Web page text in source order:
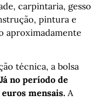
carpintaria, gesso
pintura e
aproximadamente
técnica, a bolsa
no período de
mensais. A